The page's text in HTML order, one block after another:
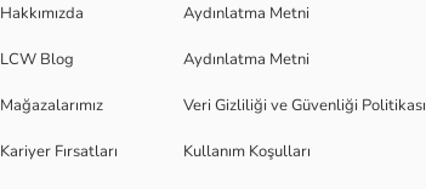
Hakkımızda
LCW Blog
Mağazalarımız
Kariyer Fırsatları
Aydınlatma Metni
Aydınlatma Metni
Veri Gizliliği ve Güvenliği Politikası
Kullanım Koşulları